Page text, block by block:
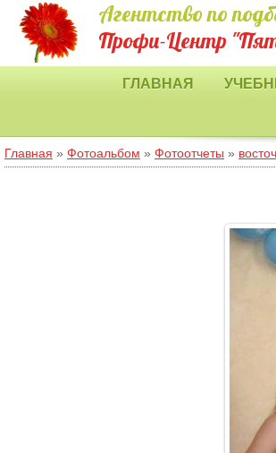
Агентство по
Профи-Центр
ГЛАВНАЯ
Главная » Фотоальбом » Фотоотчеты »